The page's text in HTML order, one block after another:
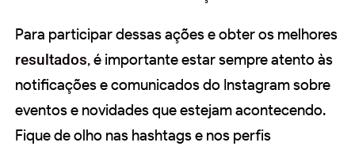
Para participar dessas ações e obter os melhores
resultados, é importante estar sempre atento às
notificações e comunicados do Instagram sobre
eventos e novidades que estejam acontecendo.
Fique de olho nas hashtags e nos perfis